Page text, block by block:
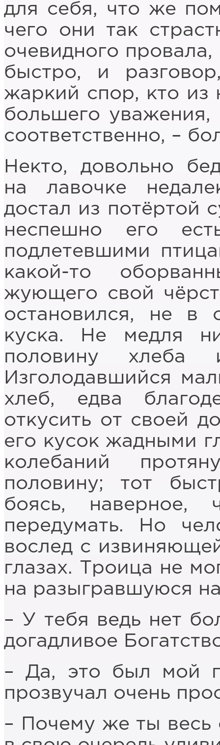
для себя, что же
чего они так
очевидного
быстро, и
жаркий спор, кто из
большего
соответственно, –
Некто, довольно
на лавочке
достал из потёртой
неспешно его
подлетевшими
какой-то
жующего свой
остановился, не в
куска. Не медля
половину хлеба
Изголодавшийся
хлеб, едва
откусить от своей
его кусок жадными
колебаний
половину; тот
боясь, наверное,
передумать. Но
вослед с
глазах. Троица не
на разыгравшуюся
– У тебя ведь нет
догадливое
– Да, это был мой
прозвучал очень
– Почему же ты весь